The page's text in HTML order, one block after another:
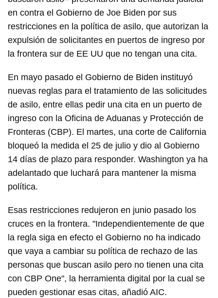
Para poder guardar como favorito, primero has de
iniciar sesión con tu cuenta de 14ymedio.
INICIAR SESIÓN CANCELAR
en contra el Gobierno de Joe Biden por sus
restricciones en la política de asilo, que autorizan la
expulsión de solicitantes en puertos de ingreso por
la frontera sur de EE UU que no tengan una cita.
En mayo pasado el Gobierno de Biden instituyó
nuevas reglas para el tratamiento de las solicitudes
de asilo, entre ellas pedir una cita en un puerto de
ingreso con la Oficina de Aduanas y Protección de
Fronteras (CBP). El martes, una corte de California
bloqueó la medida el 25 de julio y dio al Gobierno
14 días de plazo para responder. Washington ya ha
adelantado que luchará para mantener la misma
política.
Esas restricciones redujeron en junio pasado los
cruces en la frontera. "Independientemente de que
la regla siga en efecto el Gobierno no ha indicado
que vaya a cambiar su política de rechazo de las
personas que buscan asilo pero no tienen una cita
con CBP One", la herramienta digital por la cual se
pueden gestionar esas citas, añadió AIC.